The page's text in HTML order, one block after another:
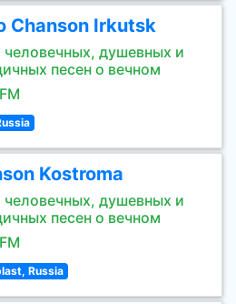
Chanson Irkutsk
человечных, душевных и
песен о вечном
Kostroma
человечных, душевных и
песен о вечном
Russia